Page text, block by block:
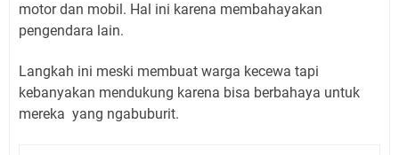
motor dan mobil. Hal ini karena membahayakan
pengendara lain.
Langkah ini meski membuat warga kecewa tapi
kebanyakan mendukung karena bisa berbahaya untuk
mereka yang ngabuburit.